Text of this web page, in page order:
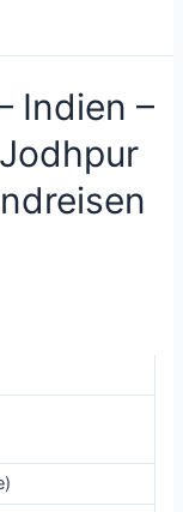
Indien –